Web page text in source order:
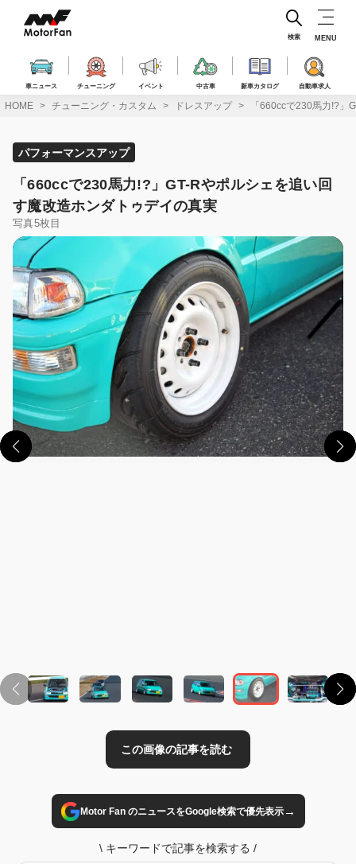
ス
車ニュース チューニング イベント 中古車 新車カタログ 自動車求人
検索 MENU
HOME チューニング・カスタム ドレスアップ 「660ccで230馬力!?」
パフォーマンスアップ
「660ccで230馬力!?」GT-Rやポルシェを追い回
す魔改造ホンダトゥデイの真実
写真5枚目
Motor Fan のニュースをGoogle検索で優先表示→
\ キーワードで記事を検索する /